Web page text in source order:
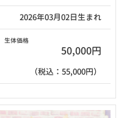
2026年03月02日生まれ
生体価格
50,000円
（税込：55,000円）